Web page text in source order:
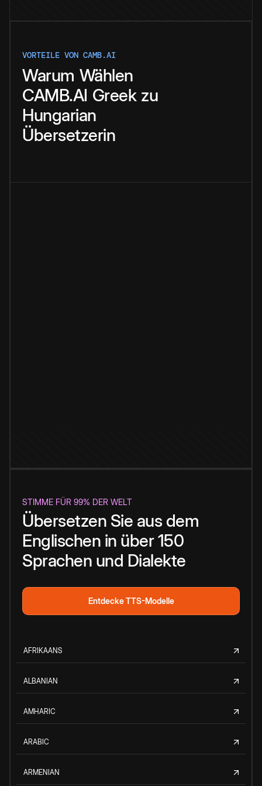
VORTEILE VON CAMB.AI
Warum Wählen
CAMB.AI Greek zu
Hungarian
Übersetzerin
STIMME FÜR 99% DER WELT
Übersetzen Sie aus dem
Englischen in über 150
Sprachen und Dialekte
Entdecke TTS-Modelle
AFRIKAANS
ALBANIAN
AMHARIC
ARABIC
ARMENIAN